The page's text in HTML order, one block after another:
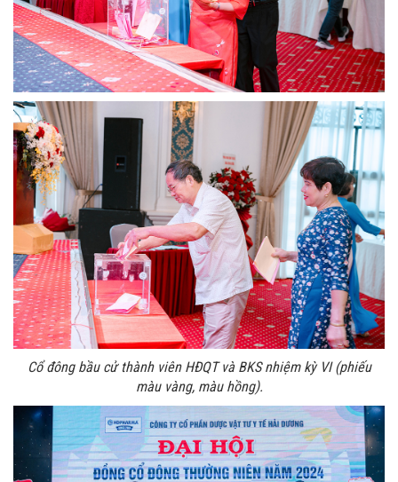
Cổ đông bầu cử thành viên HĐQT và BKS nhiệm kỳ VI (phiếu
màu vàng, màu hồng).